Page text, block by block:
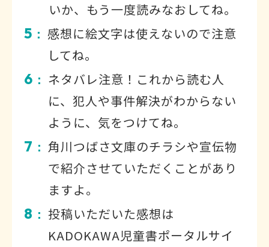
いか、もう一度読みなおしてね。
5 ： 感想に絵文字は使えないので注意
してね。
6 ： ネタバレ注意！これから読む人
に、犯人や事件解決がわからない
ように、気をつけてね。
7 ： 角川つばさ文庫のチラシや宣伝物
で紹介させていただくことがあり
ますよ。
8 ： 投稿いただいた感想は
KADOKAWA児童書ポータルサイ